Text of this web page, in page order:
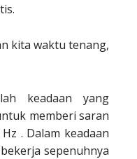
kita waktu tenang,
keadaan yang
memberi saran
. Dalam keadaan
sepenuhnya